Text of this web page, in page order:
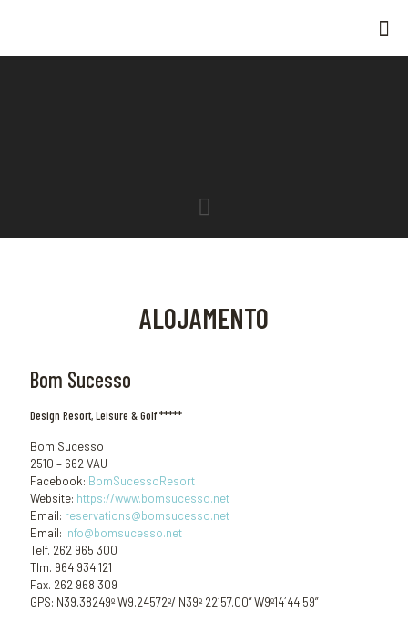
ALOJAMENTO
Bom Sucesso
Design Resort, Leisure & Golf *****
Bom Sucesso
2510 – 662 VAU
Facebook: BomSucessoResort
Website: https://www.bomsucesso.net
Email: reservations@bomsucesso.net
Email: info@bomsucesso.net
Telf. 262 965 300
Tlm. 964 934 121
Fax. 262 968 309
GPS: N39.38249º W9.24572º/ N39º 22´57.00” W9º14´44.59”